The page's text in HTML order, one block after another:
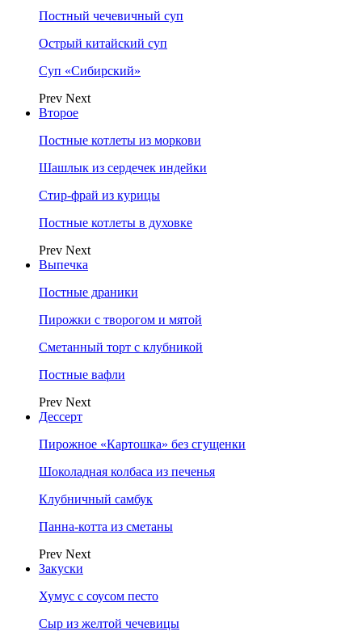
Постный чечевичный суп
Острый китайский суп
Суп «Сибирский»
Prev Next
Второе
Постные котлеты из моркови
Шашлык из сердечек индейки
Стир-фрай из курицы
Постные котлеты в духовке
Prev Next
Выпечка
Постные драники
Пирожки с творогом и мятой
Сметанный торт с клубникой
Постные вафли
Prev Next
Дессерт
Пирожное «Картошка» без сгущенки
Шоколадная колбаса из печенья
Клубничный самбук
Панна-котта из сметаны
Prev Next
Закуски
Хумус с соусом песто
Сыр из желтой чечевицы